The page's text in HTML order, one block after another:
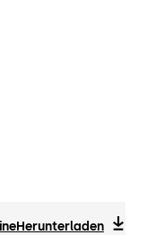
Herunterladen